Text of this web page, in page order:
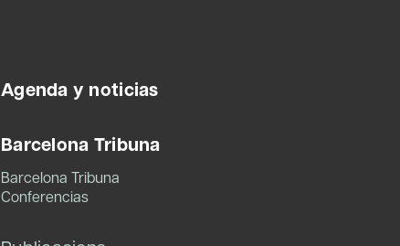
Agenda y noticias
Barcelona Tribuna
Barcelona Tribuna
Conferencias